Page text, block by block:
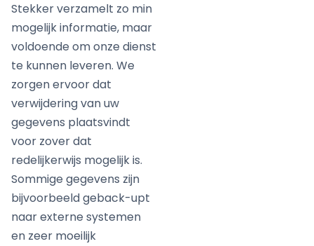
Stekker verzamelt zo min
mogelijk informatie, maar
voldoende om onze dienst
te kunnen leveren. We
zorgen ervoor dat
verwijdering van uw
gegevens plaatsvindt
voor zover dat
redelijkerwijs mogelijk is.
Sommige gegevens zijn
bijvoorbeeld geback-upt
naar externe systemen
en zeer moeilijk